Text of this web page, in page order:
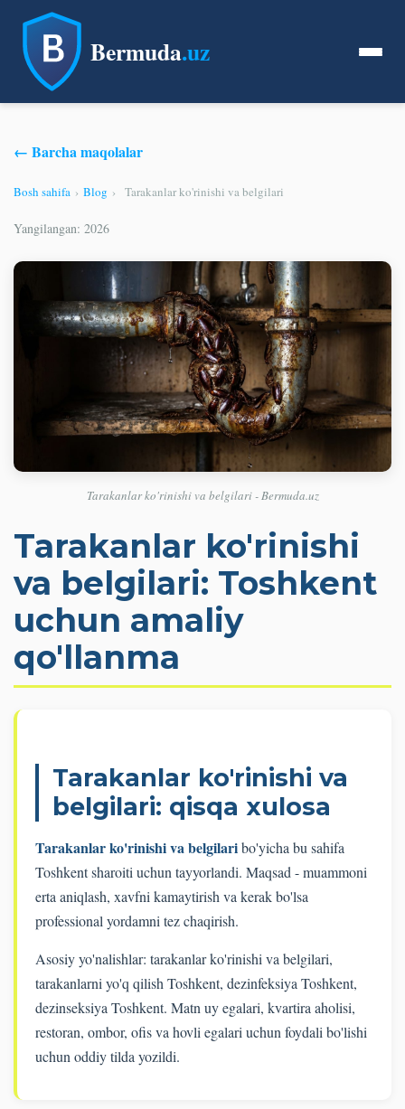
Bermuda.uz
← Barcha maqolalar
Bosh sahifa › Blog › Tarakanlar ko'rinishi va belgilari
Yangilangan: 2026
Tarakanlar ko'rinishi va belgilari - Bermuda.uz
Tarakanlar ko'rinishi
va belgilari: Toshkent
uchun amaliy
qo'llanma
Tarakanlar ko'rinishi va
belgilari: qisqa xulosa
Tarakanlar ko'rinishi va belgilaribo'yicha bu sahifa
Toshkent sharoiti uchun tayyorlandi. Maqsad - muammoni
erta aniqlash, xavfni kamaytirish va kerak bo'lsa
professional yordamni tez chaqirish.
Asosiy yo'nalishlar: tarakanlar ko'rinishi va belgilari,
tarakanlarni yo'q qilish Toshkent, dezinfeksiya Toshkent,
dezinseksiya Toshkent. Matn uy egalari, kvartira aholisi,
restoran, ombor, ofis va hovli egalari uchun foydali bo'lishi
uchun oddiy tilda yozildi.